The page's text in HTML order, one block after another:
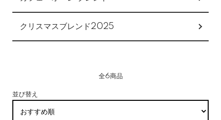
クリスマスブレンド2025
全6商品
並び替え